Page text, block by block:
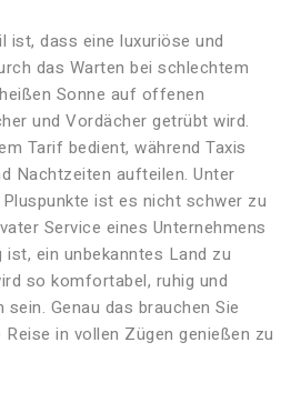
ist, dass eine luxuriöse und
das Warten bei schlechtem
Sonne auf offenen
und Vordächer getrübt wird.
Tarif bedient, während Taxis
Nachtzeiten aufteilen. Unter
ist es nicht schwer zu
Service eines Unternehmens
ein unbekanntes Land zu
so komfortabel, ruhig und
Genau das brauchen Sie
in vollen Zügen genießen zu